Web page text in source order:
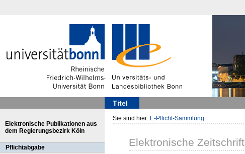
Titel
Elektronische Publikationen aus
dem Regierungsbezirk Köln
Pflichtabgabe
Sie sind hier: E-Pflicht-Sammlung
Elektronische Zeitschrift